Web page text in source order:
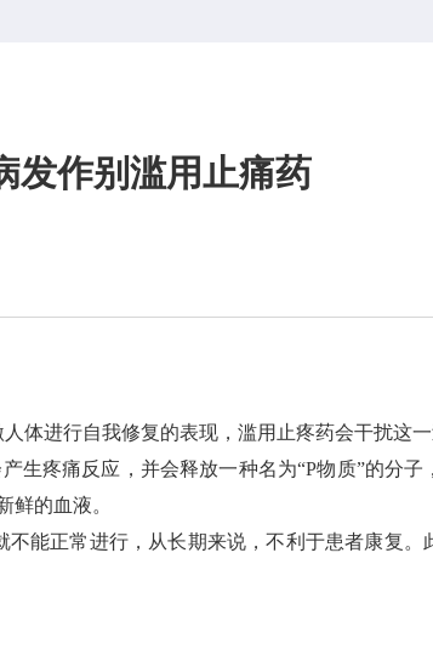
市州动态
图片集锦
预警
发作别滥用止痛药
进行自我修复的表现，滥用止疼药会干扰这一
疼痛反应，并会释放一种名为“P物质”的分子
鲜的血液。
正常进行，从长期来说，不利于患者康复。